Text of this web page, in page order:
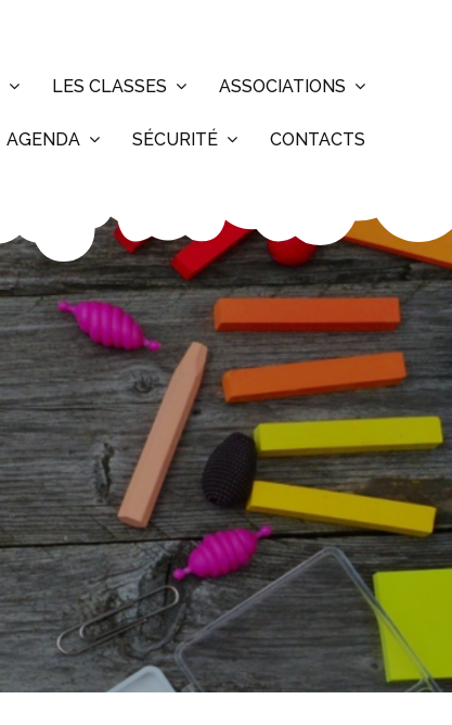
LES CLASSES ASSOCIATIONS
AGENDA SÉCURITÉ CONTACTS